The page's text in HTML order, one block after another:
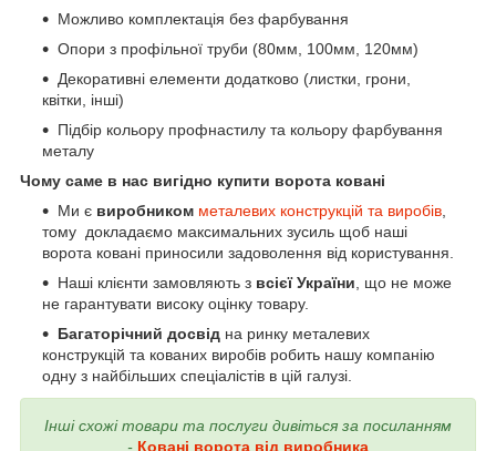
Можливо комплектація без фарбування
Опори з профільної труби (80мм, 100мм, 120мм)
Декоративні елементи додатково (листки, грони,
квітки, інші)
Підбір кольору профнастилу та кольору фарбування
металу
Чому саме в нас вигідно купити ворота ковані
Ми є виробником металевих конструкцій та виробів,
тому докладаємо максимальних зусиль щоб наші
ворота ковані приносили задоволення від користування.
Наші клієнти замовляють з всієї України, що не може
не гарантувати високу оцінку товару.
Багаторічний досвід на ринку металевих
конструкцій та кованих виробів робить нашу компанію
одну з найбільших спеціалістів в цій галузі.
Інші схожі товари та послуги дивіться за посиланням
- Ковані ворота від виробника